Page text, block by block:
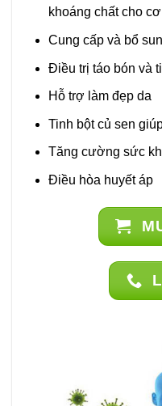
khoáng chất cho
Cung cấp và bổ
Điều trị táo bón và
Hỗ trợ làm đẹp da
Tinh bột củ sen
Tăng cường sức
Điều hòa huyết áp